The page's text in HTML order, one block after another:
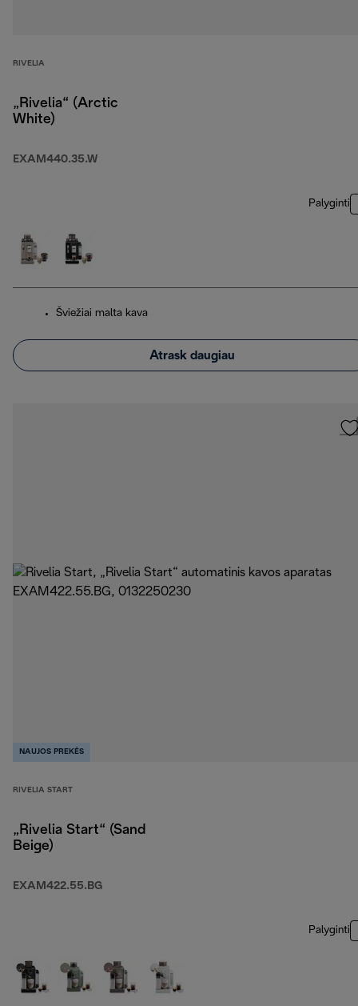
RIVELIA
„Rivelia“ (Arctic
White)
EXAM440.35.W
Palyginti
Šviežiai malta kava
Atrask daugiau
NAUJOS PREKĖS
RIVELIA START
„Rivelia Start“ (Sand
Beige)
EXAM422.55.BG
Palyginti